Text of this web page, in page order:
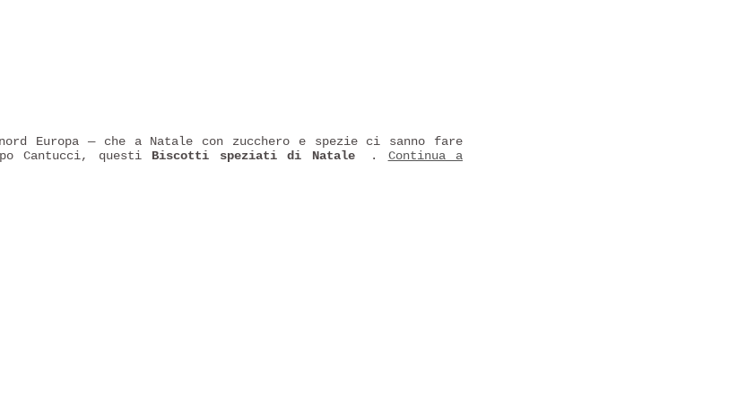
Europa — che a Natale con zucchero e spezie ci sanno fare
Cantucci, questi Biscotti speziati di Natale . Continua a